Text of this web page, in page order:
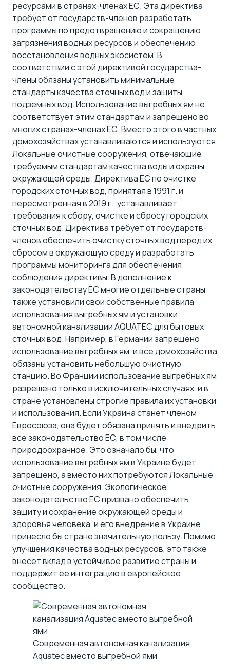
ресурсами в странах-членах ЕС. Эта директива
требует от государств-членов разработать
программы по предотвращению и сокращению
загрязнения водных ресурсов и обеспечению
восстановления водных экосистем. В
соответствии с этой директивой государства-
члены обязаны установить минимальные
стандарты качества сточных вод и защиты
подземных вод. Использование выгребных ям не
соответствует этим стандартам и запрещено во
многих странах-членах ЕС. Вместо этого в частных
домохозяйствах устанавливаются и используются
Локальные очистные сооружения, отвечающие
требуемым стандартам качества воды и охраны
окружающей среды. Директива ЕС по очистке
городских сточных вод, принятая в 1991 г. и
пересмотренная в 2019 г., устанавливает
требования к сбору, очистке и сбросу городских
сточных вод. Директива требует от государств-
членов обеспечить очистку сточных вод перед их
сбросом в окружающую среду и разработать
программы мониторинга для обеспечения
соблюдения директивы. В дополнение к
законодательству ЕС многие отдельные страны
также установили свои собственные правила
использования выгребных ям и установки
автономной канализации AQUATEC для бытовых
сточных вод. Например, в Германии запрещено
использование выгребных ям, и все домохозяйства
обязаны установить небольшую очистную
станцию. Во Франции использование выгребных ям
разрешено только в исключительных случаях, и в
стране установлены строгие правила их установки
и использования. Если Украина станет членом
Евросоюза, она будет обязана принять и внедрить
все законодательство ЕС, в том числе
природоохранное. Это означало бы, что
использование выгребных ям в Украине будет
запрещено, а вместо них потребуются Локальные
очистные сооружения. Экологическое
законодательство ЕС призвано обеспечить
защиту и сохранение окружающей среды и
здоровья человека, и его внедрение в Украине
принесло бы стране значительную пользу. Помимо
улучшения качества водных ресурсов, это также
внесет вклад в устойчивое развитие страны и
поддержит ее интеграцию в европейское
сообщество.
Современная автономная канализация
Aquatec вместо выгребной ями